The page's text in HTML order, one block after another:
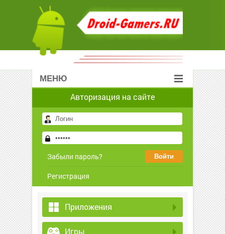
МЕНЮ
Авторизация на сайте
Забыли пароль?
Регистрация
Приложения
Игры